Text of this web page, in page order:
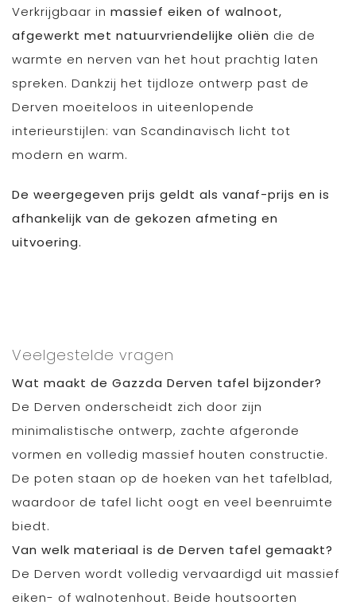
Verkrijgbaar in massief eiken of walnoot,
afgewerkt met natuurvriendelijke oliën die de
warmte en nerven van het hout prachtig laten
spreken. Dankzij het tijdloze ontwerp past de
Derven moeiteloos in uiteenlopende
interieurstijlen: van Scandinavisch licht tot
modern en warm.
De weergegeven prijs geldt als vanaf-prijs en is
afhankelijk van de gekozen afmeting en
uitvoering.
Veelgestelde vragen
Wat maakt de Gazzda Derven tafel bijzonder?
De Derven onderscheidt zich door zijn
minimalistische ontwerp, zachte afgeronde
vormen en volledig massief houten constructie.
De poten staan op de hoeken van het tafelblad,
waardoor de tafel licht oogt en veel beenruimte
biedt.
Van welk materiaal is de Derven tafel gemaakt?
De Derven wordt volledig vervaardigd uit massief
eiken- of walnotenhout. Beide houtsoorten